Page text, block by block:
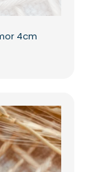
4cm